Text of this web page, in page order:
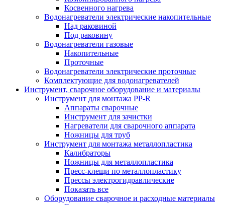
Косвенного нагрева
Водонагреватели электрические накопительные
Над раковиной
Под раковину
Водонагреватели газовые
Накопительные
Проточные
Водонагреватели электрические проточные
Комплектующие для водонагревателей
Инструмент, сварочное оборудование и материалы
Инструмент для монтажа PP-R
Аппараты сварочные
Инструмент для зачистки
Нагреватели для сварочного аппарата
Ножницы для труб
Инструмент для монтажа металлопластика
Калибраторы
Ножницы для металлопластика
Пресс-клещи по металлопластику
Прессы электрогидравлические
Показать все
Оборудование сварочное и расходные материалы